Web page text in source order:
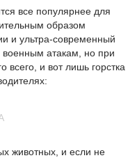
все популярнее для
образом
и ультра-современный
военным атакам, но при
всего, и вот лишь горстка
животных, и если не